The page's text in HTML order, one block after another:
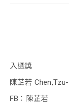
入選獎
陳芷若
FB：陳芷若